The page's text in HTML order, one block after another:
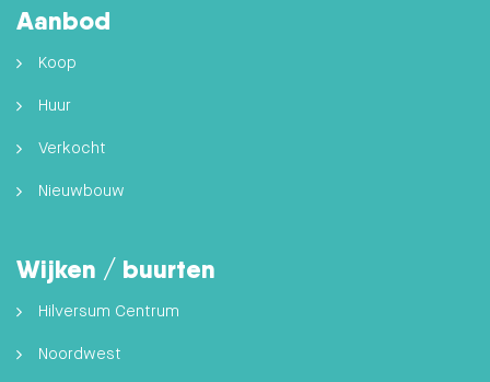
Aanbod
Koop
Huur
Verkocht
Nieuwbouw
Wijken / buurten
Hilversum Centrum
Noordwest